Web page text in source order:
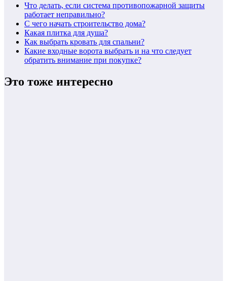
Что делать, если система противопожарной защиты
работает неправильно?
С чего начать строительство дома?
Какая плитка для душа?
Как выбрать кровать для спальни?
Какие входные ворота выбрать и на что следует
обратить внимание при покупке?
Это тоже интересно